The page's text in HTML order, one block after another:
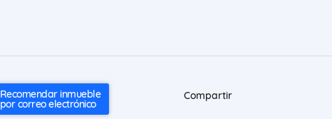
Recomendar inmueble
por correo electrónico
Compartir